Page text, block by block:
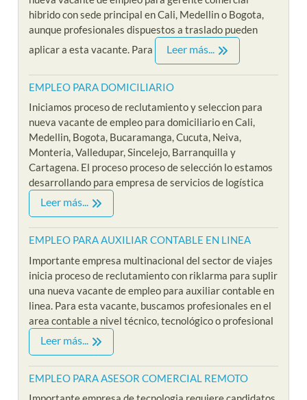
hibrido con sede principal en Cali, Medellin o Bogota,
aunque profesionales dispuestos a traslado pueden
aplicar a esta vacante. Para
Leer más...
EMPLEO PARA DOMICILIARIO
Iniciamos proceso de reclutamiento y seleccion para
nueva vacante de empleo para domiciliario en Cali,
Medellin, Bogota, Bucaramanga, Cucuta, Neiva,
Monteria, Valledupar, Sincelejo, Barranquilla y
Cartagena. El proceso proceso de selección lo estamos
desarrollando para empresa de servicios de logística
Leer más...
EMPLEO PARA AUXILIAR CONTABLE EN LINEA
Importante empresa multinacional del sector de viajes
inicia proceso de reclutamiento con riklarma para suplir
una nueva vacante de empleo para auxiliar contable en
linea. Para esta vacante, buscamos profesionales en el
area contable a nivel técnico, tecnológico o profesional
Leer más...
EMPLEO PARA ASESOR COMERCIAL REMOTO